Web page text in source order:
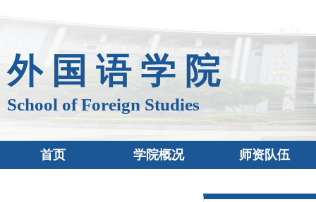
外 国 语 学 院
School of Foreign Studies
首页 学院概况 师资队伍